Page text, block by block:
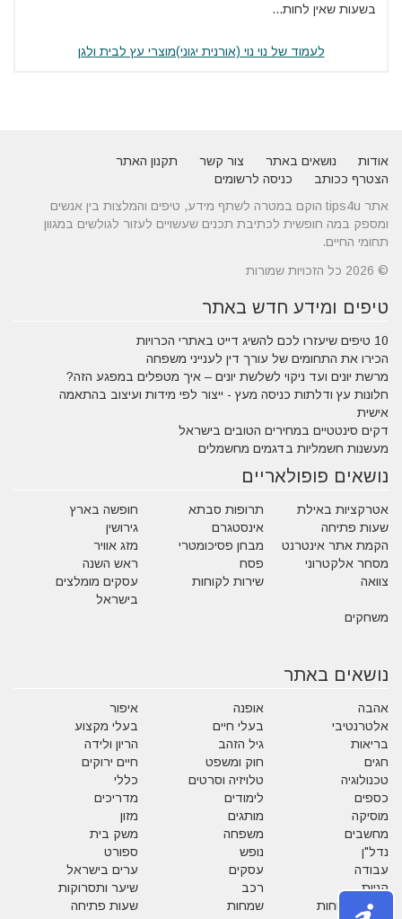
בשעות שאין לחות...
לעמוד של נוי נוי (אורנית יגוני)מוצרי עץ לבית ולגן
אודות נושאים באתר צור קשר
תקנון האתר
הצטרף ככותב
כניסה לרשומים
אתר tips4u הוקם במטרה לשתף מידע, טיפים והמלצות בין אנשים
ומספק במה חופשית לכתיבת תכנים שעשויים לעזור לגולשים במגוון
תחומי החיים.
© 2026 כל הזכויות שמורות
טיפים ומידע חדש באתר
10 טיפים שיעזרו לכם להשיג דייט באתרי הכרויות
הכירו את התחומים של עורך דין לענייני משפחה
מרשת יונים ועד ניקוי לשלשת יונים – איך מטפלים במפגע הזה?
חלונות עץ ודלתות כניסה מעץ - ייצור לפי מידות ועיצוב בהתאמה
אישית
דקים סינטטיים במחירים הטובים בישראל
מעשנות חשמליות בדגמים מחשמלים
נושאים פופולאריים
אטרקציות באילת תרופות סבתא
חופשה בארץ
שעות פתיחה
אינסטגרם
גירושין
הקמת אתר אינטרנט
מבחן פסיכומטרי
מזג אוויר
מסחר אלקטרוני
פסח
ראש השנה
צוואה
שירות לקוחות
עסקים מומלצים
בישראל
משחקים
נושאים באתר
אהבה אופנה
איפור
אלטרנטיבי
בעלי חיים
בעלי מקצוע
בריאות
גיל הזהב
הריון ולידה
חגים
חוק ומשפט
חיים ירוקים
טכנולוגיה
טלויזיה וסרטים
כללי
כספים
לימודים
מדריכים
מוסיקה
מותגים
מזון
מחשבים
משפחה
משק בית
נדל"ן
נופש
ספורט
עבודה
עסקים
ערים בישראל
קניות
רכב
שיער ותסרוקות
שירות לקוחות
שמחות
שעות פתיחה